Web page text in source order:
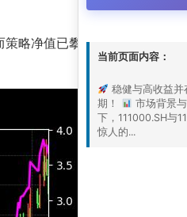
略净值已攀升至3.0，显示出策
当前页面内容：
稳健与高收益并
期！
市场背景
下，111000.SH与
惊人的...